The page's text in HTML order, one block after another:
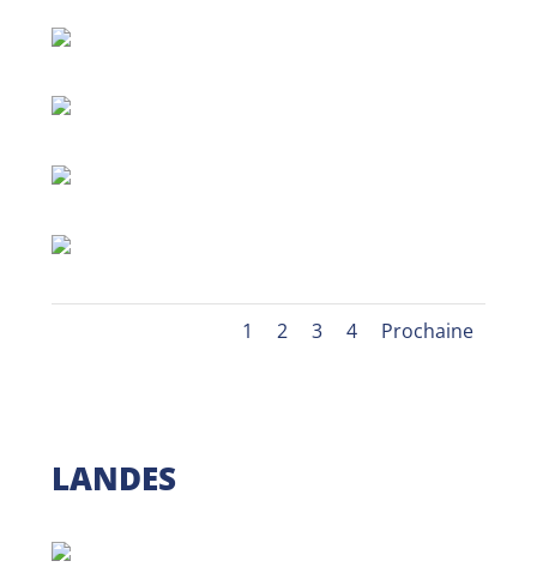
1 2 3 4 Prochaine
LANDES